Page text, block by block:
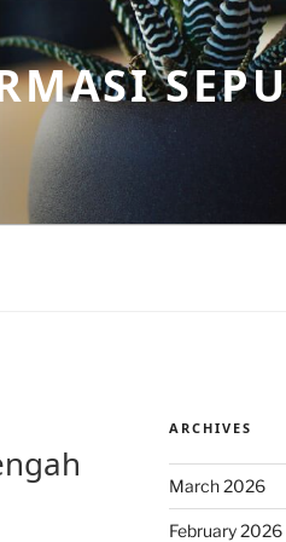
ARCHIVES
March 2026
February 2026